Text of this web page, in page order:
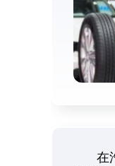
在汽